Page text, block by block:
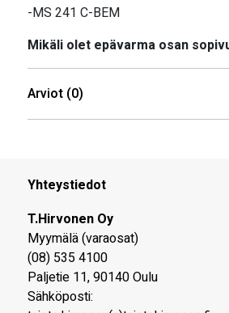
-MS 241 C-BEM
Mikäli olet epävarma osan
Arviot (0)
Yhteystiedot
T.Hirvonen Oy
Myymälä (varaosat)
(08) 535 4100
Paljetie 11,90140Oulu
Sähköposti: